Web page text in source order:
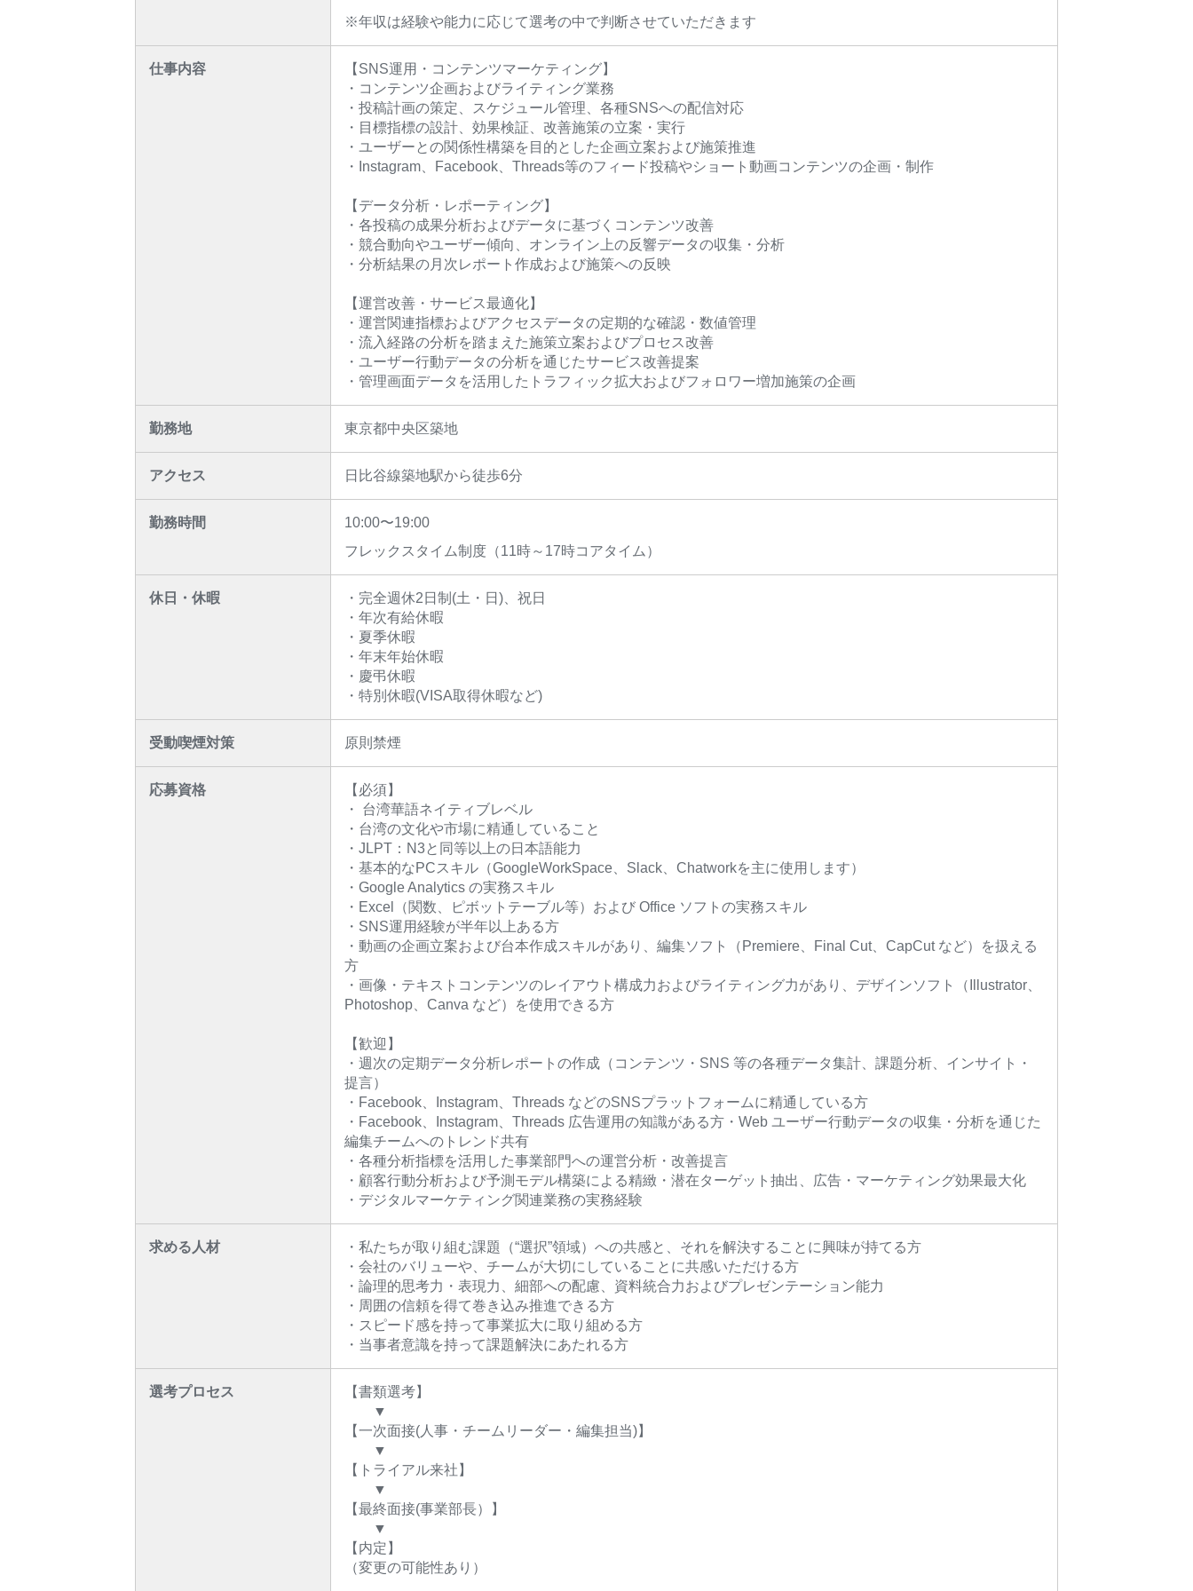
※年収は経験や能力に応じて選考の中で判断させていただきます
仕事内容
【SNS運用・コンテンツマーケティング】
・コンテンツ企画およびライティング業務
・投稿計画の策定、スケジュール管理、各種SNSへの配信対応
・目標指標の設計、効果検証、改善施策の立案・実行
・ユーザーとの関係性構築を目的とした企画立案および施策推進
・Instagram、Facebook、Threads等のフィード投稿やショート動画コンテンツの企画・制作
【データ分析・レポーティング】
・各投稿の成果分析およびデータに基づくコンテンツ改善
・競合動向やユーザー傾向、オンライン上の反響データの収集・分析
・分析結果の月次レポート作成および施策への反映
【運営改善・サービス最適化】
・運営関連指標およびアクセスデータの定期的な確認・数値管理
・流入経路の分析を踏まえた施策立案およびプロセス改善
・ユーザー行動データの分析を通じたサービス改善提案
・管理画面データを活用したトラフィック拡大およびフォロワー増加施策の企画
勤務地 東京都中央区築地
アクセス 日比谷線築地駅から徒歩6分
勤務時間
10:00〜19:00
フレックスタイム制度（11時～17時コアタイム）
休日・休暇
・完全週休2日制(土・日)、祝日
・年次有給休暇
・夏季休暇
・年末年始休暇
・慶弔休暇
・特別休暇(VISA取得休暇など)
受動喫煙対策 原則禁煙
応募資格
【必須】
・ 台湾華語ネイティブレベル
・台湾の文化や市場に精通していること
・JLPT：N3と同等以上の日本語能力
・基本的なPCスキル（GoogleWorkSpace、Slack、Chatworkを主に使用します）
・Google Analytics の実務スキル
・Excel（関数、ピボットテーブル等）および Office ソフトの実務スキル
・SNS運用経験が半年以上ある方
・動画の企画立案および台本作成スキルがあり、編集ソフト（Premiere、Final Cut、CapCut など）を扱える
方
・画像・テキストコンテンツのレイアウト構成力およびライティング力があり、デザインソフト（Illustrator、
Photoshop、Canva など）を使用できる方
【歓迎】
・週次の定期データ分析レポートの作成（コンテンツ・SNS 等の各種データ集計、課題分析、インサイト・
提言）
・Facebook、Instagram、Threads などのSNSプラットフォームに精通している方
・Facebook、Instagram、Threads 広告運用の知識がある方・Web ユーザー行動データの収集・分析を通じた
編集チームへのトレンド共有
・各種分析指標を活用した事業部門への運営分析・改善提言
・顧客行動分析および予測モデル構築による精緻・潜在ターゲット抽出、広告・マーケティング効果最大化
・デジタルマーケティング関連業務の実務経験
求める人材
・私たちが取り組む課題（“選択”領域）への共感と、それを解決することに興味が持てる方
・会社のバリューや、チームが大切にしていることに共感いただける方
・論理的思考力・表現力、細部への配慮、資料統合力およびプレゼンテーション能力
・周囲の信頼を得て巻き込み推進できる方
・スピード感を持って事業拡大に取り組める方
・当事者意識を持って課題解決にあたれる方
選考プロセス
【書類選考】
▼
【一次面接(人事・チームリーダー・編集担当)】
▼
【トライアル来社】
▼
【最終面接(事業部長）】
▼
【内定】
（変更の可能性あり）